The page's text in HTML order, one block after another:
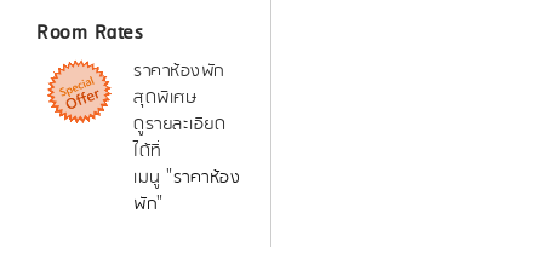
Room Rates
ราคาห้องพัก
สุดพิเศษ
ดูรายละเอียด
ได้ที่
เมนู "ราคาห้อง
พัก"